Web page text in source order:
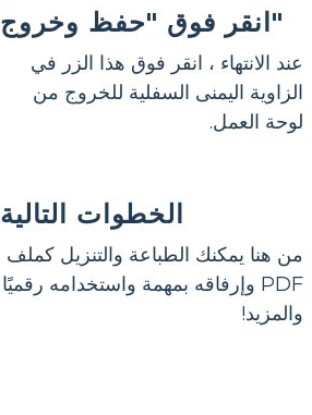
انقر فوق "حفظ وخروج"
عند الانتهاء ، انقر فوق هذا الزر في
الزاوية اليمنى السفلية للخروج من
لوحة العمل.
الخطوات التالية
من هنا يمكنك الطباعة والتنزيل كملف
PDF وإرفاقه بمهمة واستخدامه رقميًا
والمزيد!